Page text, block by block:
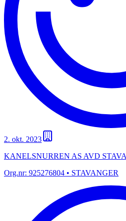
2. okt. 2023
KANELSNURREN AS AVD
Org.nr: 925276804 • STAVANGER